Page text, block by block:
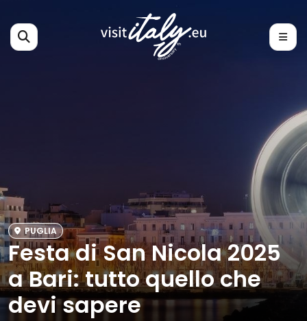
PUGLIA
Festa di San Nicola 2025
a Bari: tutto quello che
devi sapere